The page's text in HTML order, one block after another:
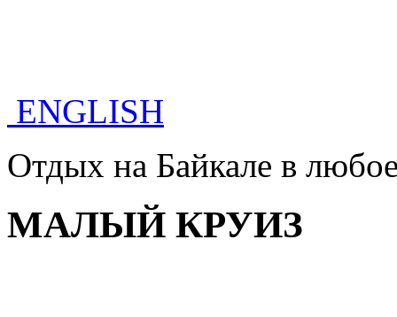
ENGLISH
Отдых на Байкале в
МАЛЫЙ КРУИЗ